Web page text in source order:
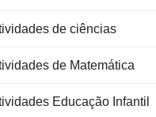
de ciências
de Matemática
Educação Infantil